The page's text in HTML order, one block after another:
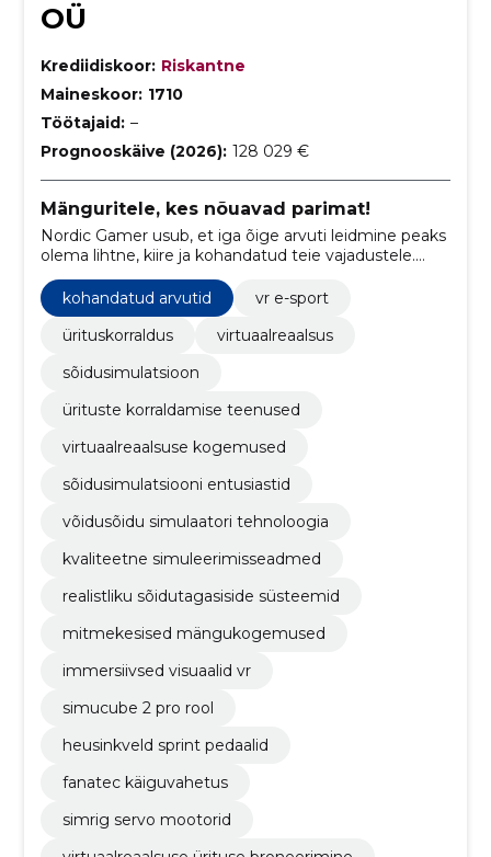
OÜ
Krediidiskoor: Riskantne
Maineskoor: 1710
Töötajaid: –
Prognooskäive (2026): 128 029 €
Mänguritele, kes nõuavad parimat!
Nordic Gamer usub, et iga õige arvuti leidmine peaks
olema lihtne, kiire ja kohandatud teie vajadustele.
arvuteid, mis on valmis koheseks saatmiseks,
tagades kiire ostukogemuse ja usaldusväärsuse.
kohandatud arvutid
vr e-sport
ürituskorraldus
virtuaalreaalsus
sõidusimulatsioon
ürituste korraldamise teenused
virtuaalreaalsuse kogemused
sõidusimulatsiooni entusiastid
võidusõidu simulaatori tehnoloogia
kvaliteetne simuleerimisseadmed
realistliku sõidutagasiside süsteemid
mitmekesised mängukogemused
immersiivsed visuaalid vr
simucube 2 pro rool
heusinkveld sprint pedaalid
fanatec käiguvahetus
simrig servo mootorid